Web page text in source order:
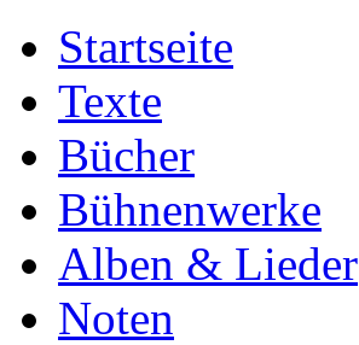
Startseite
Texte
Bücher
Bühnenwerke
Alben & Lieder
Noten